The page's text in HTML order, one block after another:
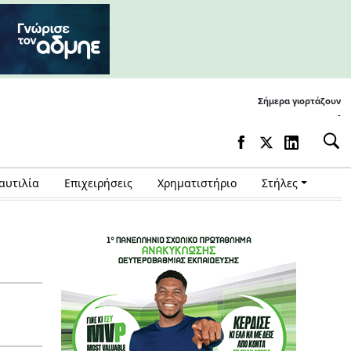
Σήμερα γιορτάζουν
-
Επιχειρήσεις Χρηματιστήριο Στήλες